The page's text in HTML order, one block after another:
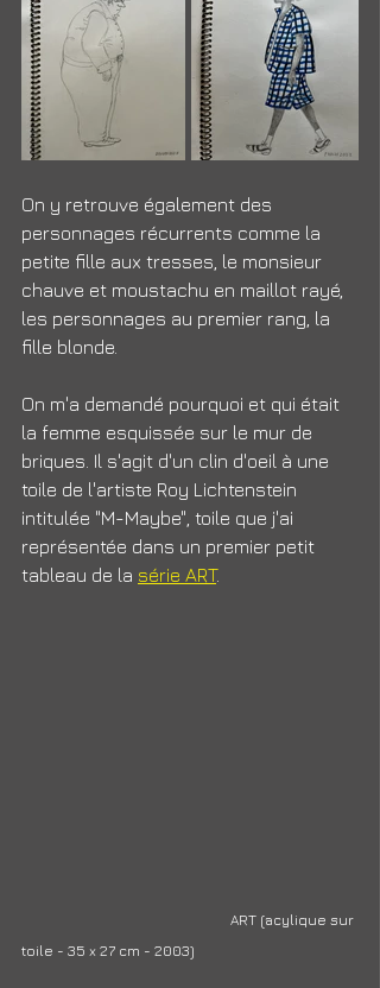
On y retrouve également des
personnages récurrents comme la
petite fille aux tresses, le monsieur
chauve et moustachu en maillot rayé,
les personnages au premier rang, la
fille blonde.
On m'a demandé pourquoi et qui était
la femme esquissée sur le mur de
briques. Il s'agit d'un clin d'oeil à une
toile de l'artiste Roy Lichtenstein
intitulée "M-Maybe", toile que j'ai
représentée dans un premier petit
tableau de la série ART.
ART (acylique sur
toile - 35 x 27 cm - 2003)